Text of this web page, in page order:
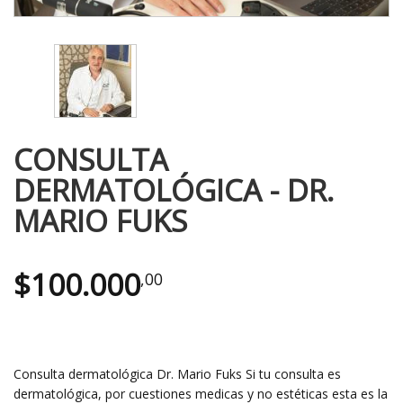
CONSULTA
DERMATOLÓGICA - DR.
MARIO FUKS
$100.000,00
Consulta dermatológica Dr. Mario Fuks Si tu consulta es
dermatológica, por cuestiones medicas y no estéticas esta es la